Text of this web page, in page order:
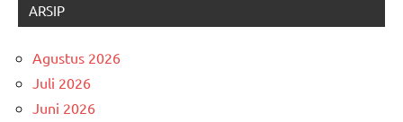
ARSIP
Agustus 2026
Juli 2026
Juni 2026